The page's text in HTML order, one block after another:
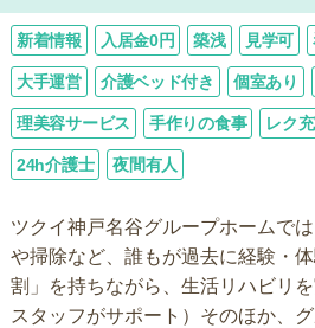
新着情報 入居金0円 築浅 見学可
大手運営 介護ベッド付き 個室あり
理美容サービス 手作りの食事 レク
24h介護士 夜間有人
ツクイ神戸名谷グループホームで
や掃除など、誰もが過去に経験・
割」を持ちながら、生活リハビリ
スタッフがサポート）そのほか、